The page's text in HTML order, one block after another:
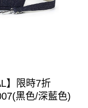
】限時7折
黑色/深藍色)